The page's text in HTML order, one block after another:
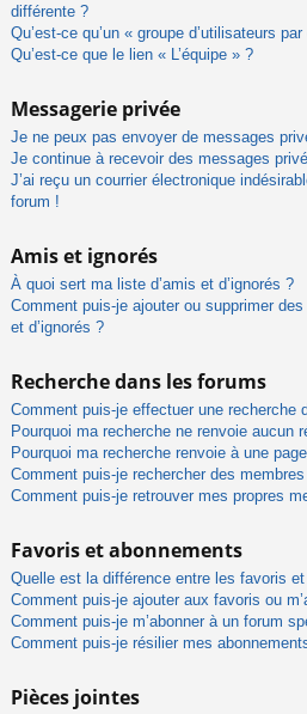
différente ?
Qu’est-ce qu’un « groupe d’utilisateurs
Qu’est-ce que le lien « L’équipe » ?
Messagerie privée
Je ne peux pas envoyer de messages
Je continue à recevoir des messages
J’ai reçu un courrier électronique
forum !
Amis et ignorés
À quoi sert ma liste d’amis et d’ignorés ?
Comment puis-je ajouter ou supprimer
et d’ignorés ?
Recherche dans les forums
Comment puis-je effectuer une recherche
Pourquoi ma recherche ne renvoie aucun
Pourquoi ma recherche renvoie à une
Comment puis-je rechercher des
Comment puis-je retrouver mes propres
Favoris et abonnements
Quelle est la différence entre les favoris
Comment puis-je ajouter aux favoris ou
Comment puis-je m’abonner à un forum
Comment puis-je résilier mes
Pièces jointes